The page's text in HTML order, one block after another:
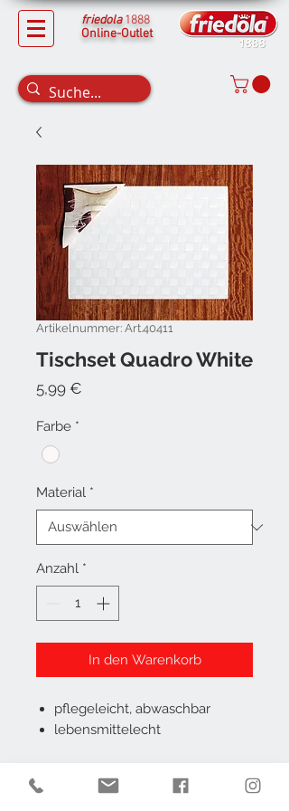
friedola 1888
Online-Outlet
Artikelnummer: Art.40411
Tischset Quadro White
5,99 €
Farbe *
Material *
Anzahl *
In den Warenkorb
pflegeleicht, abwaschbar
lebensmittelecht
Individueller Zuschnitt